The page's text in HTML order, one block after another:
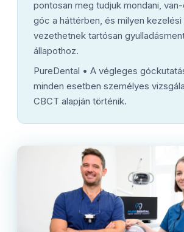
pontosan meg tudjuk mondani,
góc a háttérben, és milyen
vezethetnek tartósan
állapothoz.
PureDental • A végleges
minden esetben személyes
CBCT alapján történik.